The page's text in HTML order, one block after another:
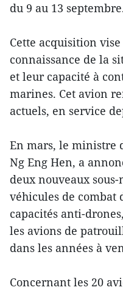
du 9 au 13
Cette acquisition
connaissance de la
et leur capacité à
marines. Cet avion
actuels, en service
En mars, le ministre
Ng Eng Hen, a
deux nouveaux
véhicules de combat
capacités anti-
les avions de
dans les années à
Concernant les 20